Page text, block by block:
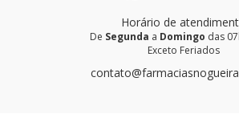
Horário de
De Segunda a Domingo das
Exceto Feriados